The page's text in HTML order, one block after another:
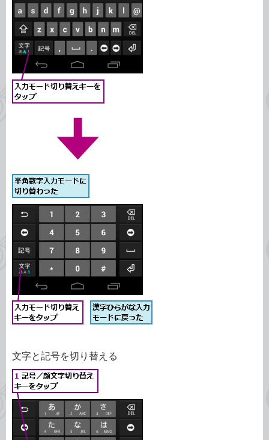
文字と記号を切り替える